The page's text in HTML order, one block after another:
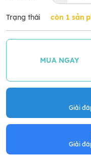
Trạng thái còn 1 sản
MUA NGAY
Giải
Giải